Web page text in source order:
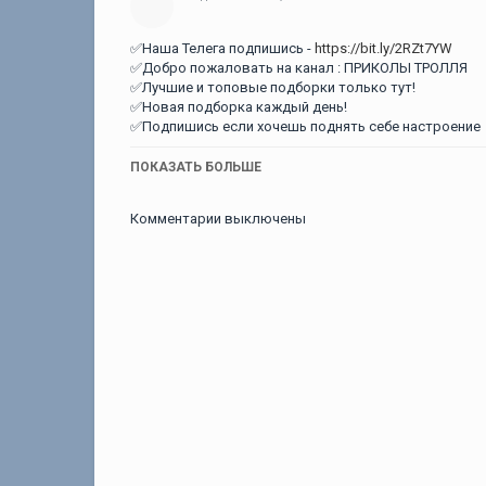
✅Наша Телега подпишись - https://bit.ly/2RZt7YW
✅Добро пожаловать на канал : ПРИКОЛЫ ТРОЛЛЯ
✅Лучшие и топовые подборки только тут!
✅Новая подборка каждый день!
✅Подпишись если хочешь поднять себе настроение
✅Если вам понравился ролик, то ставьте лайк и
ПОКАЗАТЬ БОЛЬШЕ
Комментарии выключены